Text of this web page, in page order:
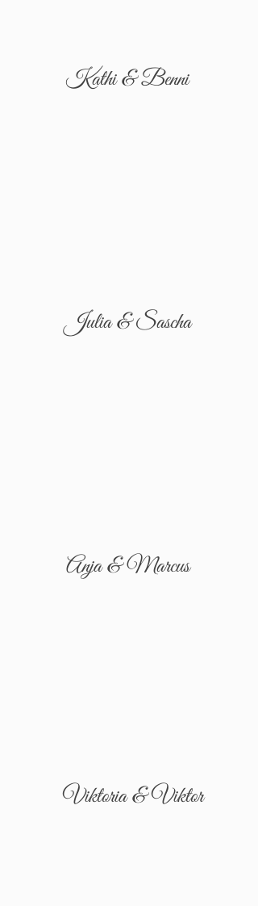
Kathi & Benni
Julia & Sascha
Anja & Marcus
Viktoria & Viktor